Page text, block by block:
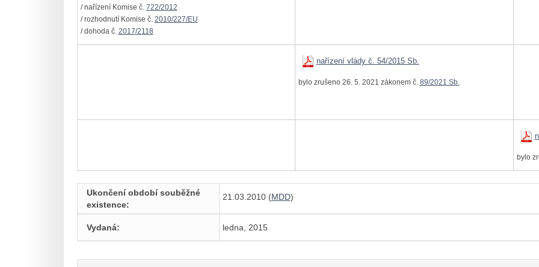
/ nařízení Komise č. 722/2012
/ rozhodnutí Komise č. 2010/227/EU
/ dohoda č. 2017/2118
nařízení vlády č. 54/2015 Sb.
bylo zrušeno 26. 5. 2021 zákonem č. 89/2021 Sb.
bylo
Ukončení období souběžné
existence:
21.03.2010 (MDD)
Vydaná: ledna, 2015